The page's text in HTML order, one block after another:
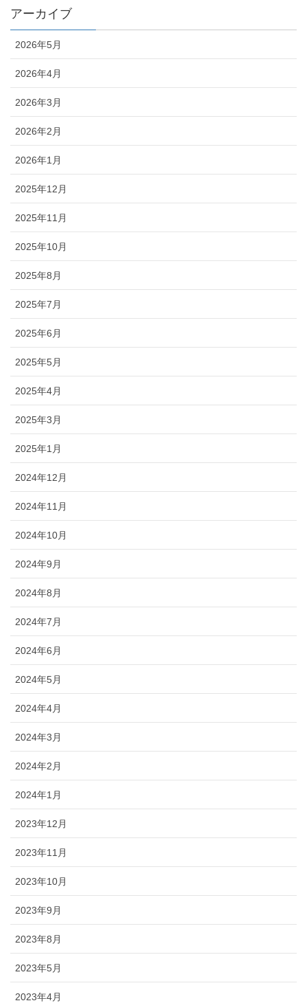
アーカイブ
2026年5月
2026年4月
2026年3月
2026年2月
2026年1月
2025年12月
2025年11月
2025年10月
2025年8月
2025年7月
2025年6月
2025年5月
2025年4月
2025年3月
2025年1月
2024年12月
2024年11月
2024年10月
2024年9月
2024年8月
2024年7月
2024年6月
2024年5月
2024年4月
2024年3月
2024年2月
2024年1月
2023年12月
2023年11月
2023年10月
2023年9月
2023年8月
2023年5月
2023年4月